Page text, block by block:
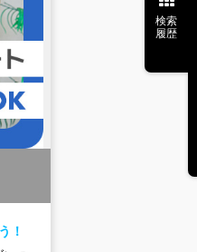
！
検索
履歴